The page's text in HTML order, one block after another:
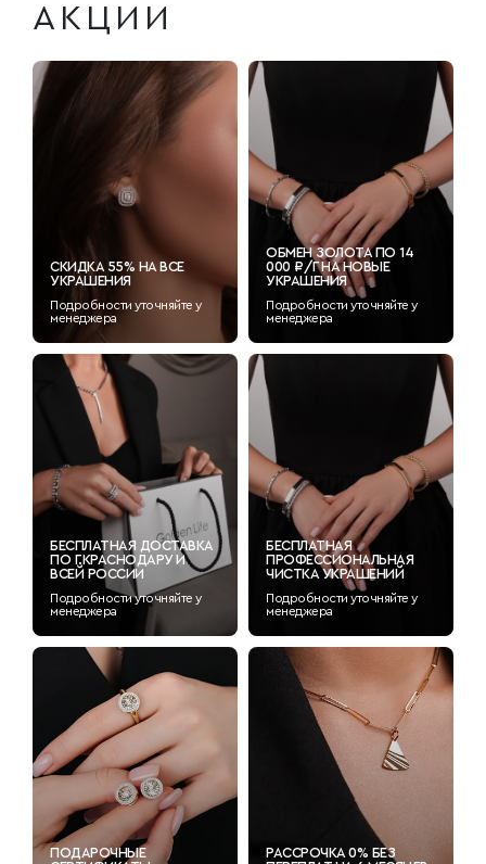
АКЦИИ
СКИДКА 55% НА ВСЕ
УКРАШЕНИЯ
Подробности уточняйте у
менеджера
ОБМЕН ЗОЛОТА ПО 14
000 ₽/Г НА НОВЫЕ
УКРАШЕНИЯ
Подробности уточняйте у
менеджера
БЕСПЛАТНАЯ ДОСТАВКА
ПО Г.КРАСНОДАРУ И
ВСЕЙ РОССИИ
Подробности уточняйте у
менеджера
БЕСПЛАТНАЯ
ПРОФЕССИОНАЛЬНАЯ
ЧИСТКА УКРАШЕНИЙ
Подробности уточняйте у
менеджера
ПОДАРОЧНЫЕ
РАССРОЧКА 0% БЕЗ